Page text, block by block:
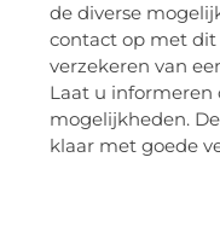
de diverse
contact op met
verzekeren van
Laat u informeren
mogelijkheden.
klaar met goede